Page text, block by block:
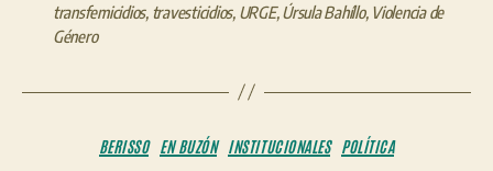
transfemicidios, travesticidios, URGE,Úrsula Bahíllo, Violencia de
Género
Categorías
BERISSO EN BUZÓN INSTITUCIONALES POLÍTICA